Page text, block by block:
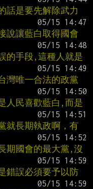
話是要先解除武力
說讓藍白取得國會
的手段,這種人就是
灣唯一合法的政黨
人民喜歡藍白,而是
就長期執政啊，有
期國會的最大黨,沒
錯誤必須要予以防